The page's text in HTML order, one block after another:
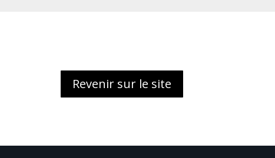
Revenir sur le site